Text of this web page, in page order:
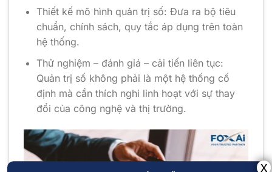
Thiết kế mô hình quản trị số: Đưa ra bộ tiêu
chuẩn, chính sách, quy tắc áp dụng trên toàn
hệ thống.
Thử nghiệm – đánh giá – cải tiến liên tục:
Quản trị số không phải là một hệ thống cố
định mà cần thích nghi linh hoạt với sự thay
đổi của công nghệ và thị trường.